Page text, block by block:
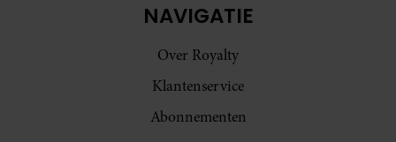
NAVIGATIE
Over Royalty
Klantenservice
Abonnementen